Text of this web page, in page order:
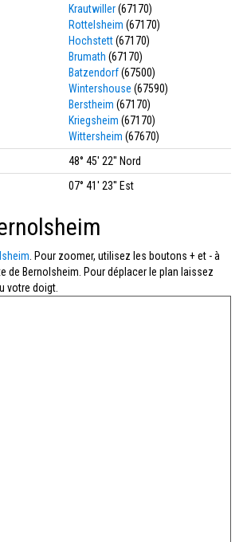
Krautwiller(67170)
Rottelsheim (67170)
Hochstett(67170)
Brumath (67170)
Batzendorf(67500)
Wintershouse (67590)
Berstheim (67170)
Kriegsheim (67170)
Wittersheim (67670)
48° 45' 22'' Nord
07° 41' 23'' Est
. Pour zoomer, utilisez les boutons + et - à
de Bernolsheim. Pour déplacer le plan laissez
votre doigt.